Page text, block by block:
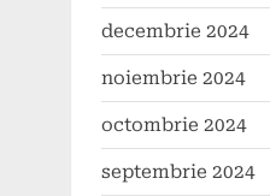
decembrie 2024
noiembrie 2024
octombrie 2024
septembrie 2024